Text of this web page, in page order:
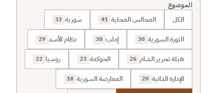
الموضوع
الكل المجالس المحلية 41 سورية 33
الثورة السورية 30 إدلب 30 نظام الأسد 29
هيئة تحرير الشام 26 الحوكمة 23 روسيا 22
الإدارة الذاتية 20 المعارضة السورية 18